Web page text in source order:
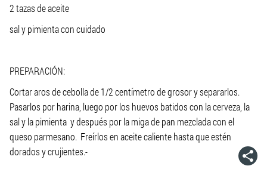
2 tazas de aceite
sal y pimienta con cuidado
PREPARACIÓN:
Cortar aros de cebolla de 1/2 centímetro de grosor y separarlos.
Pasarlos por harina, luego por los huevos batidos con la cerveza, la
sal y la pimienta y después por la miga de pan mezclada con el
queso parmesano. Freírlos en aceite caliente hasta que estén
dorados y crujientes.-